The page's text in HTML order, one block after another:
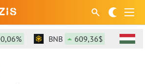
BNB 609,36$ +0,61%